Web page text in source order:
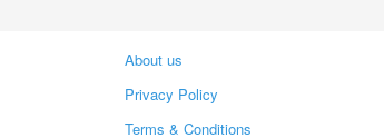
About us
Privacy Policy
Terms & Conditions